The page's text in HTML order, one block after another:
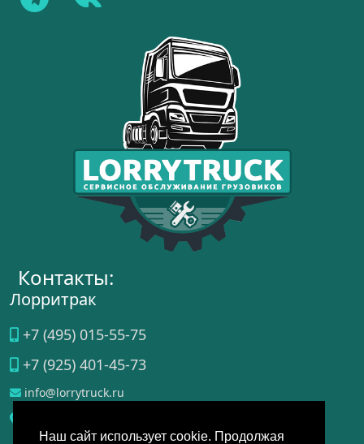
Наш сайт использует cookie. Продолжая
Контакты:
Лорритрак
+7 (495) 015-55-75
+7 (925) 401-45-73
info@lorrytruck.ru